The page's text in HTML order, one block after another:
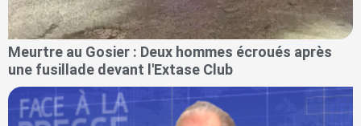
Meurtre au Gosier : Deux hommes écroués après
une fusillade devant l'Extase Club